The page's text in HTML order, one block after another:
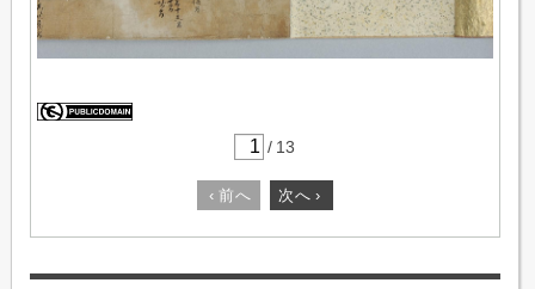
/ 13
‹ 前へ 次へ ›